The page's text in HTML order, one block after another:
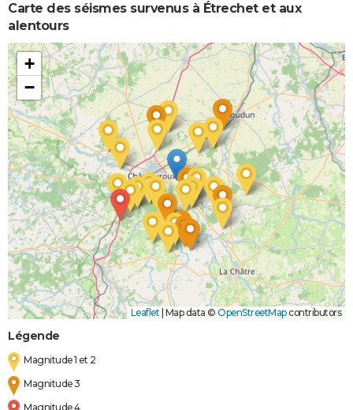
Carte des séismes survenus à Étrechet et aux
alentours
+
−
Leaflet Map data © OpenStreetMapcontributors
Légende
Magnitude 1 et 2
Magnitude 3
Magnitude 4